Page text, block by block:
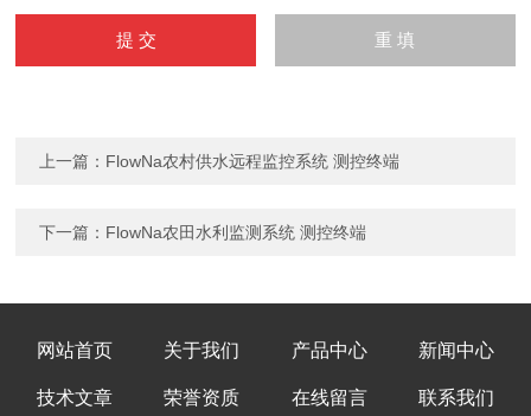
上一篇： FlowNa农村供水远程监控系统 测控终端
下一篇： FlowNa农田水利监测系统 测控终端
网站首页 关于我们 产品中心 新闻中心
技术文章 荣誉资质 在线留言 联系我们